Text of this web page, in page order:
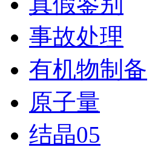
事故处理
有机物制备
原子量
结晶05